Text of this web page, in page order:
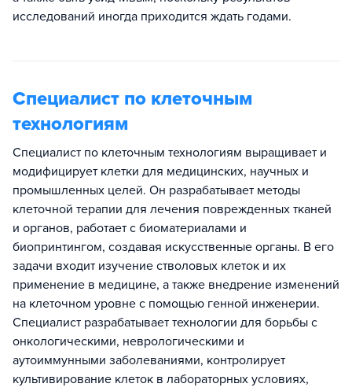
исследований иногда приходится ждать годами.
Специалист по клеточным
технологиям
Специалист по клеточным технологиям выращивает и
модифицирует клетки для медицинских, научных и
промышленных целей. Он разрабатывает методы
клеточной терапии для лечения поврежденных тканей
и органов, работает с биоматериалами и
биопринтингом, создавая искусственные органы. В его
задачи входит изучение стволовых клеток и их
применение в медицине, а также внедрение изменений
на клеточном уровне с помощью генной инженерии.
Специалист разрабатывает технологии для борьбы с
онкологическими, неврологическими и
аутоиммунными заболеваниями, контролирует
культивирование клеток в лабораторных условиях,